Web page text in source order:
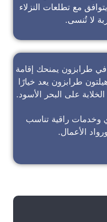
مع تطلعات النزلاء
لا تُنسى.
طرابزون يمنحك إقامة
طرابزون يعد خيارًا
الخلابة على البحر الأسود.
وخدمات راقية تناسب
الأعمال.